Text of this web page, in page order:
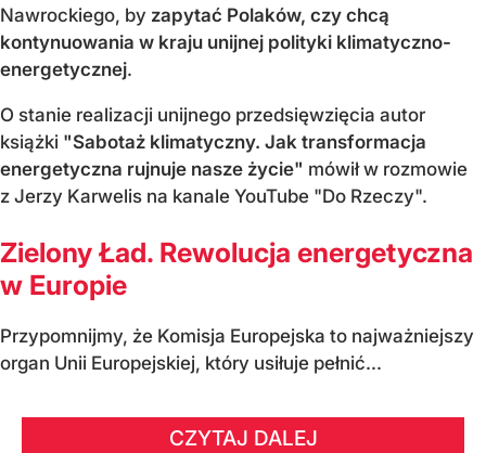
Nawrockiego, by zapytać Polaków, czy chcą
kontynuowania w kraju unijnej polityki klimatyczno-
energetycznej.
O stanie realizacji unijnego przedsięwzięcia autor
książki "Sabotaż klimatyczny. Jak transformacja
energetyczna rujnuje nasze życie" mówił w rozmowie
z Jerzy Karwelis na kanale YouTube "Do Rzeczy".
Zielony Ład. Rewolucja energetyczna
w Europie
Przypomnijmy, że Komisja Europejska to najważniejszy
organ Unii Europejskiej, który usiłuje pełnić...
CZYTAJ DALEJ